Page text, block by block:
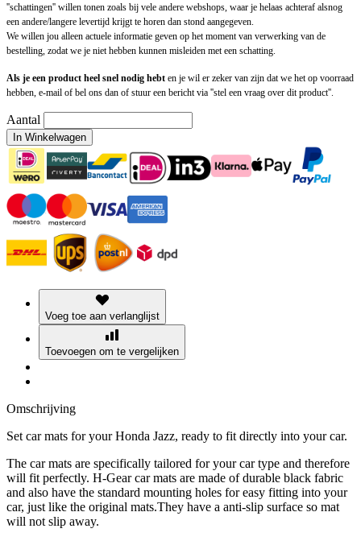
''schattingen'' willen tonen zoals bij vele andere webshops, waar je helaas achteraf alsnog
een andere/langere levertijd krijgt te horen dan stond aangegeven.
We willen jou alleen actuele informatie geven op het moment van verwerking van de
bestelling, zodat we je niet hebben kunnen misleiden met een schatting.
Als je een product heel snel nodig hebt en je wil er zeker van zijn dat we het op voorraad
hebben, e-mail of bel ons dan of stuur een bericht via ''stel een vraag over dit product''.
Aantal
In Winkelwagen
Voeg toe aan verlanglijst
Toevoegen om te vergelijken
Omschrijving
Set car mats for your Honda Jazz, ready to fit directly into your car.
The car mats are specifically tailored for your car type and therefore
will fit perfectly. H-Gear car mats are made of durable black fabric
and also have the standard mounting holes for easy fitting into your
car, just like the original mats.They have a anti-slip surface so mat
will not slip away.